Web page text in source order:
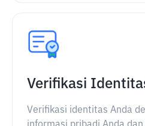
Verifikasi
Verifikasi identitas Anda